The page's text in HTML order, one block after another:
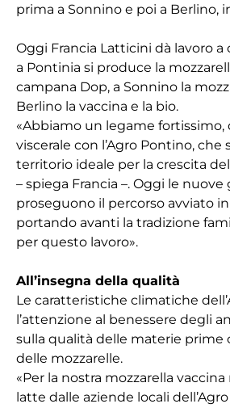
prima a Sonnino e poi a Berlino,
Oggi Francia Latticini dà lavoro a
a Pontinia si produce la
campana Dop, a Sonnino la
Berlino la vaccina e la bio.
«Abbiamo un legame fortissimo,
viscerale con l’Agro Pontino, che
territorio ideale per la crescita
– spiega Francia –. Oggi le nuove
proseguono il percorso avviato
portando avanti la tradizione
per questo lavoro».
All’insegna della qualità
Le caratteristiche climatiche
l’attenzione al benessere degli
sulla qualità delle materie prime
delle mozzarelle.
«Per la nostra mozzarella
latte dalle aziende locali